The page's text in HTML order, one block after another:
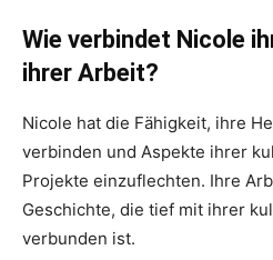
Wie verbindet Nicole
ihrer Arbeit?
Nicole hat die Fähigkeit, ihre
verbinden und Aspekte ihrer
Projekte einzuflechten. Ihre
Geschichte, die tief mit ihrer
verbunden ist.